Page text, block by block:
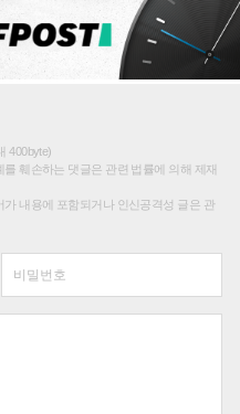
400byte)
훼손하는 댓글은 관련 법률에 의해 제재
내용에 포함되거나 인신공격성 글은 관